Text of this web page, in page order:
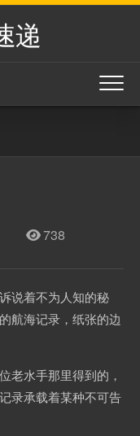
好书速递
738
说着不为人知的秘
航海记录，纸张的边
老水手那里得到的，
录承载着某种不可告